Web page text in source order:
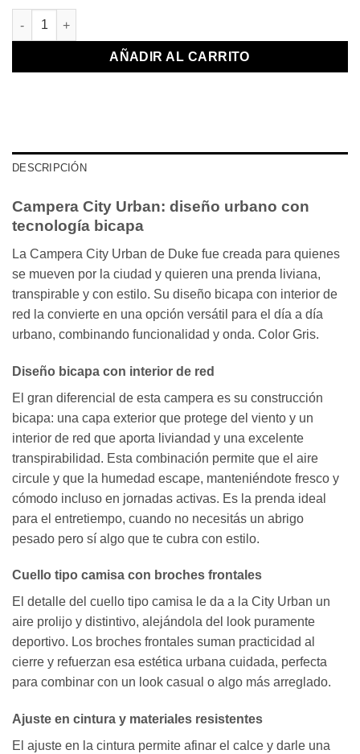
Campera City Urban Gris cantidad
AÑADIR AL CARRITO
DESCRIPCIÓN
Campera City Urban: diseño urbano con
tecnología bicapa
La Campera City Urban de Duke fue creada para quienes
se mueven por la ciudad y quieren una prenda liviana,
transpirable y con estilo. Su diseño bicapa con interior de
red la convierte en una opción versátil para el día a día
urbano, combinando funcionalidad y onda. Color Gris.
Diseño bicapa con interior de red
El gran diferencial de esta campera es su construcción
bicapa: una capa exterior que protege del viento y un
interior de red que aporta liviandad y una excelente
transpirabilidad. Esta combinación permite que el aire
circule y que la humedad escape, manteniéndote fresco y
cómodo incluso en jornadas activas. Es la prenda ideal
para el entretiempo, cuando no necesitás un abrigo
pesado pero sí algo que te cubra con estilo.
Cuello tipo camisa con broches frontales
El detalle del cuello tipo camisa le da a la City Urban un
aire prolijo y distintivo, alejándola del look puramente
deportivo. Los broches frontales suman practicidad al
cierre y refuerzan esa estética urbana cuidada, perfecta
para combinar con un look casual o algo más arreglado.
Ajuste en cintura y materiales resistentes
El ajuste en la cintura permite afinar el calce y darle una